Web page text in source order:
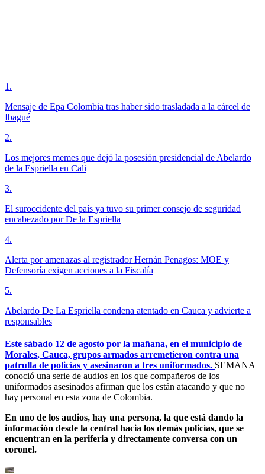
1 .
Mensaje de Epa Colombia tras haber sido trasladada a la cárcel de
Ibagué
2.
Los mejores memes que dejó la posesión presidencial de Abelardo
de la Espriella en Cali
3.
El suroccidente del país ya tuvo su primer consejo de seguridad
encabezado por De la Espriella
4.
Alerta por amenazas al registrador Hernán Penagos: MOE y
Defensoría exigen acciones a la Fiscalía
5.
Abelardo De La Espriella condena atentado en Cauca y advierte a
responsables
Este sábado 12 de agosto por la mañana, en el municipio de
Morales, Cauca, grupos armados arremetieron contra una
patrulla de policías y asesinaron a tres uniformados. SEMANA
conoció una serie de audios en los que compañeros de los
uniformados asesinados afirman que los están atacando y que no
hay personal en esta zona de Colombia.
En uno de los audios, hay una persona, la que está dando la
información desde la central hacia los demás policías, que se
encuentran en la periferia y directamente conversa con un
coronel.